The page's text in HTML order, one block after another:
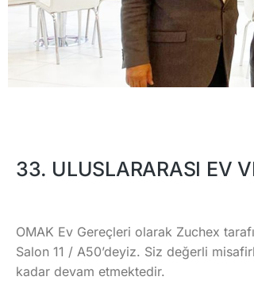
33. ULUSLARARASI EV
OMAK Ev Gereçleri olarak Zuchex
Salon 11 / A50’deyiz. Siz değerli
kadar devam etmektedir.